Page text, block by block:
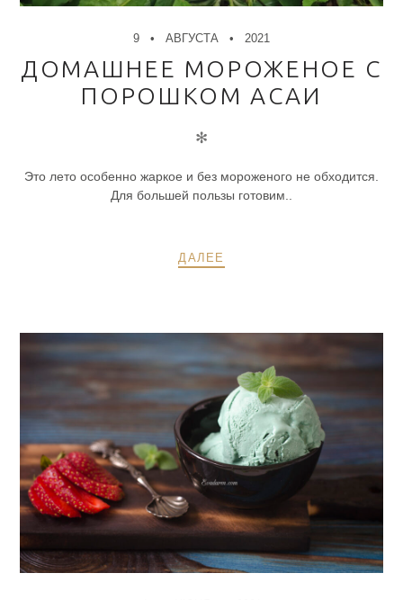
9 АВГУСТА 2021
ДОМАШНЕЕ МОРОЖЕНОЕ С
ПОРОШКОМ АСАИ
✻
Это лето особенно жаркое и без мороженого не обходится.
Для большей пользы готовим..
ДАЛЕЕ